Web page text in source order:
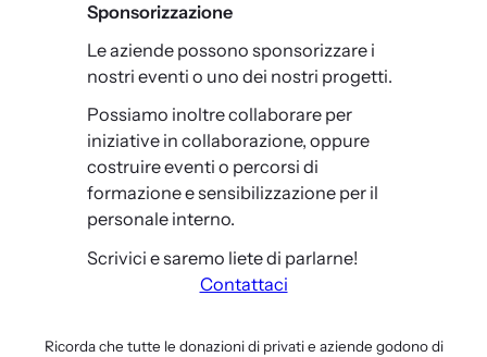
Sponsorizzazione
Le aziende possono sponsorizzare i
nostri eventi o uno dei nostri progetti.
Possiamo inoltre collaborare per
iniziative in collaborazione, oppure
costruire eventi o percorsi di
formazione e sensibilizzazione per il
personale interno.
Scrivici e saremo liete di parlarne!
Contattaci
Ricorda che tutte le donazioni di privati e aziende godono di